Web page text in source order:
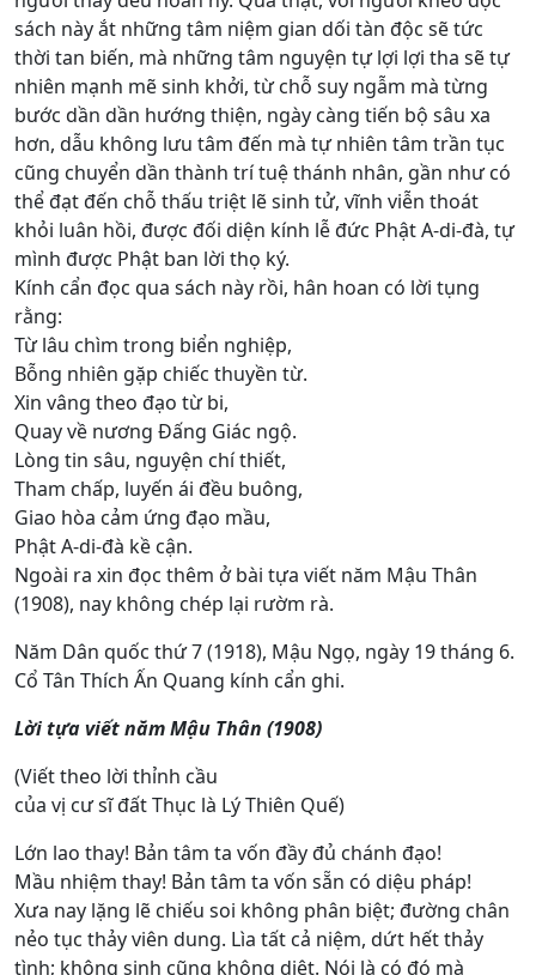
sách này ắt những tâm niệm gian dối tàn độc sẽ tức
thời tan biến, mà những tâm nguyện tự lợi lợi tha sẽ tự
nhiên mạnh mẽ sinh khởi, từ chỗ suy ngẫm mà từng
bước dần dần hướng thiện, ngày càng tiến bộ sâu xa
hơn, dẫu không lưu tâm đến mà tự nhiên tâm trần tục
cũng chuyển dần thành trí tuệ thánh nhân, gần như có
thể đạt đến chỗ thấu triệt lẽ sinh tử, vĩnh viễn thoát
khỏi luân hồi, được đối diện kính lễ đức Phật A-di-đà, tự
mình được Phật ban lời thọ ký.
Kính cẩn đọc qua sách này rồi, hân hoan có lời tụng
rằng:
Từ lâu chìm trong biển nghiệp,
Bỗng nhiên gặp chiếc thuyền từ.
Xin vâng theo đạo từ bi,
Quay về nương Đấng Giác ngộ.
Lòng tin sâu, nguyện chí thiết,
Tham chấp, luyến ái đều buông,
Giao hòa cảm ứng đạo mầu,
Phật A-di-đà kề cận.
Ngoài ra xin đọc thêm ở bài tựa viết năm Mậu Thân
(1908), nay không chép lại rườm rà.
Năm Dân quốc thứ 7 (1918), Mậu Ngọ, ngày 19 tháng 6.
Cổ Tân Thích Ấn Quang kính cẩn ghi.
Lời tựa viết năm Mậu Thân (1908)
(Viết theo lời thỉnh cầu
của vị cư sĩ đất Thục là Lý Thiên Quế)
Lớn lao thay! Bản tâm ta vốn đầy đủ chánh đạo!
Mầu nhiệm thay! Bản tâm ta vốn sẵn có diệu pháp!
Xưa nay lặng lẽ chiếu soi không phân biệt; đường chân
nẻo tục thảy viên dung. Lìa tất cả niệm, dứt hết thảy
tình; không sinh cũng không diệt. Nói là có đó mà